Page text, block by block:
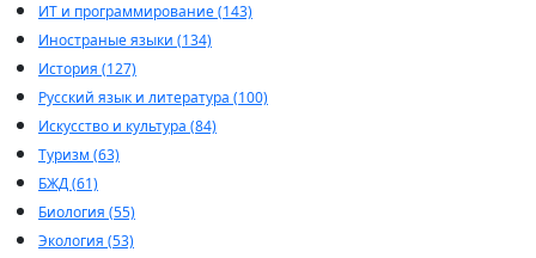
ИТ и программирование (143)
Иностраные языки (134)
История (127)
Русский язык и литература (100)
Искусство и культура (84)
Туризм (63)
БЖД (61)
Биология (55)
Экология (53)